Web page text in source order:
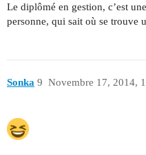
Le diplômé en gestion, c’est
personne, qui sait où se
Sonka Novembre 17, 2014,
9